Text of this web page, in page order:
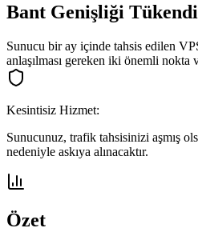
Bant Genişliği
Sunucu bir ay içinde tahsis edilen
anlaşılması gereken iki önemli nokta
Kesintisiz Hizmet:
Sunucunuz, trafik tahsisinizi aşmış
nedeniyle askıya alınacaktır.
Özet